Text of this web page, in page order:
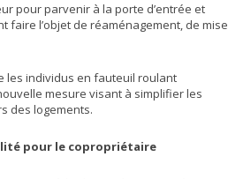
pour parvenir à la porte d’entrée et
faire l’objet de réaménagement, de mise
les individus en fauteuil roulant
mesure visant à simplifier les
des logements.
pour le copropriétaire